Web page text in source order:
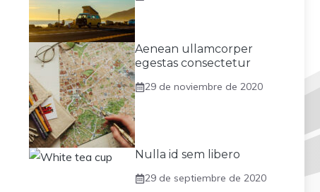
Aenean ullamcorper
egestas consectetur
29 de noviembre de 2020
Nulla id sem libero
29 de septiembre de 2020